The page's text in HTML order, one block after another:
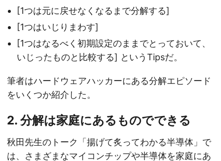
[1つは元に戻せなくなるまで分解する]
[1つはいじりまわす]
[1つはなるべく初期設定のままでとっておいて、
いじったものと比較する] というTipsだ。
筆者はハードウェアハッカーにある分解エピソード
をいくつか紹介した。
2. 分解は家庭にあるものでできる
秋田先生のトーク「揚げて炙ってわかる半導体」で
は、さまざまなマイコンチップや半導体を家庭にあ